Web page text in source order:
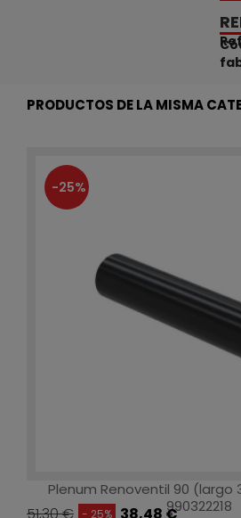
PRODUCTOS DE LA MISMA
-25%
Plenum Renoventil 90 (largo
990322218
- 25%